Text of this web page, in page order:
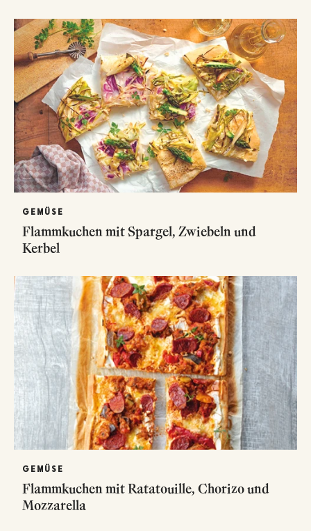
GEMÜSE
Flammkuchen mit Spargel, Zwiebeln und
Kerbel
GEMÜSE
Flammkuchen mit Ratatouille, Chorizo und
Mozzarella